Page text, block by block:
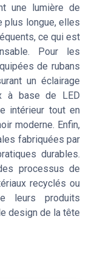
une lumière de
plus longue, elles
ce qui est
Pour les
de rubans
un éclairage
à base de LED
intérieur tout en
moderne. Enfin,
fabriquées par
durables.
processus de
recyclés ou
leurs produits
design de la tête